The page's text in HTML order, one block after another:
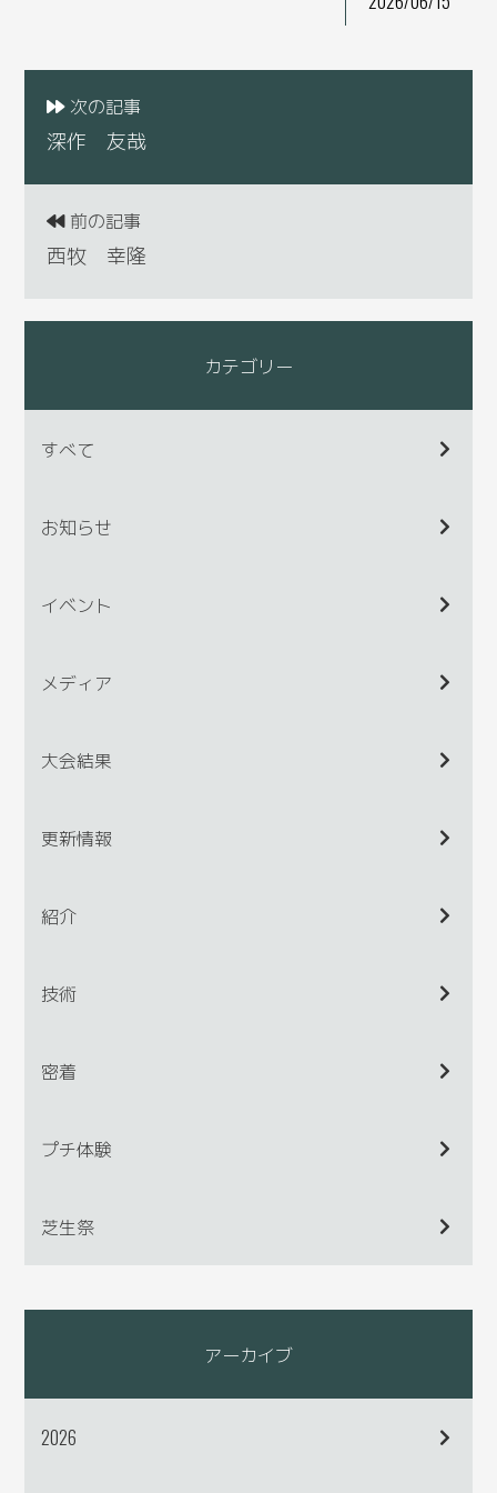
次の記事
深作 友哉
前の記事
西牧 幸隆
カテゴリー
すべて
お知らせ
イベント
メディア
大会結果
更新情報
紹介
技術
密着
プチ体験
芝生祭
アーカイブ
2026